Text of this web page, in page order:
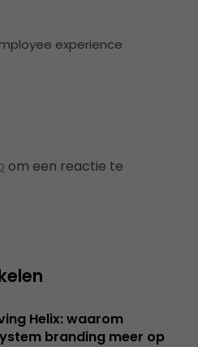
experience
om een reactie te
Helix: waarom
branding meer op